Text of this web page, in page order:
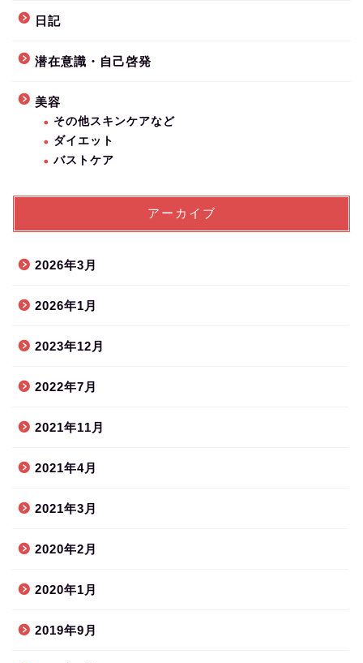
日記
潜在意識・自己啓発
美容
その他スキンケアなど
ダイエット
バストケア
アーカイブ
2026年3月
2026年1月
2023年12月
2022年7月
2021年11月
2021年4月
2021年3月
2020年2月
2020年1月
2019年9月